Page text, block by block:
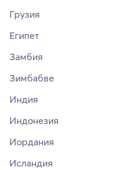
Грузия
Египет
Замбия
Зимбабве
Индия
Индонезия
Иордания
Исландия